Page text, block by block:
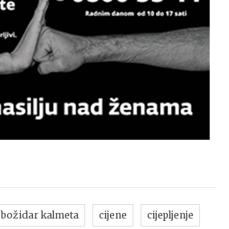
božidar kalmeta cijene cijepljenje